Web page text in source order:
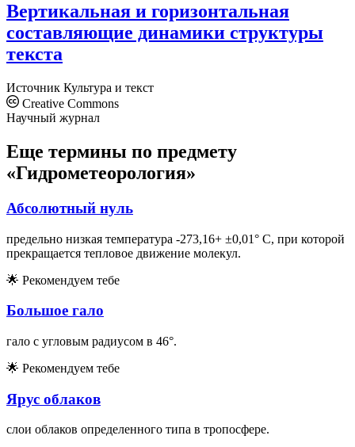
Вертикальная и горизонтальная
составляющие динамики структуры
текста
Источник Культура и текст
Creative Commons
Научный журнал
Еще термины по предмету
«Гидрометеорология»
Абсолютный нуль
предельно низкая температура -273,16+ ±0,01° С, при которой
прекращается тепловое движение молекул.
🌟 Рекомендуем тебе
Большое гало
гало с угловым радиусом в 46°.
🌟 Рекомендуем тебе
Ярус облаков
слои облаков определенного типа в тропосфере.